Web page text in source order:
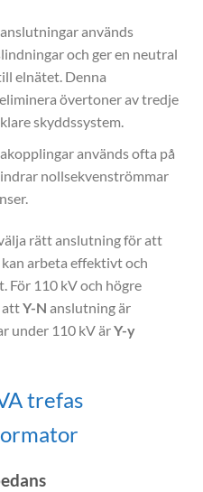
används
och ger en neutral
elnätet. Denna
övertoner av tredje
skyddssystem.
används ofta på
nollsekvenströmmar
rätt anslutning för att
arbeta effektivt och
För 110 kV och högre
attY-N anslutning är
under 110 kV ärY-y
trefas